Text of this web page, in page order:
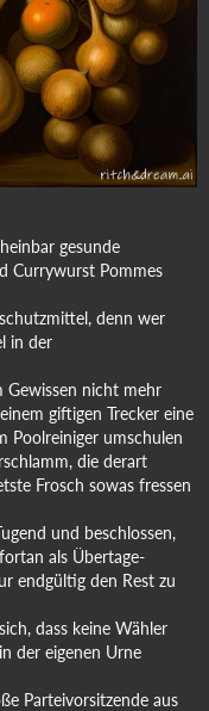
gesunde
Currywurst Pommes
denn wer
in der
Gewissen nicht mehr
giftigen Trecker eine
Poolreiniger umschulen
die derart
Frosch sowas fressen
und beschlossen,
als Übertage-
endgültig den Rest zu
dass keine Wähler
der eigenen Urne
Parteivorsitzende aus